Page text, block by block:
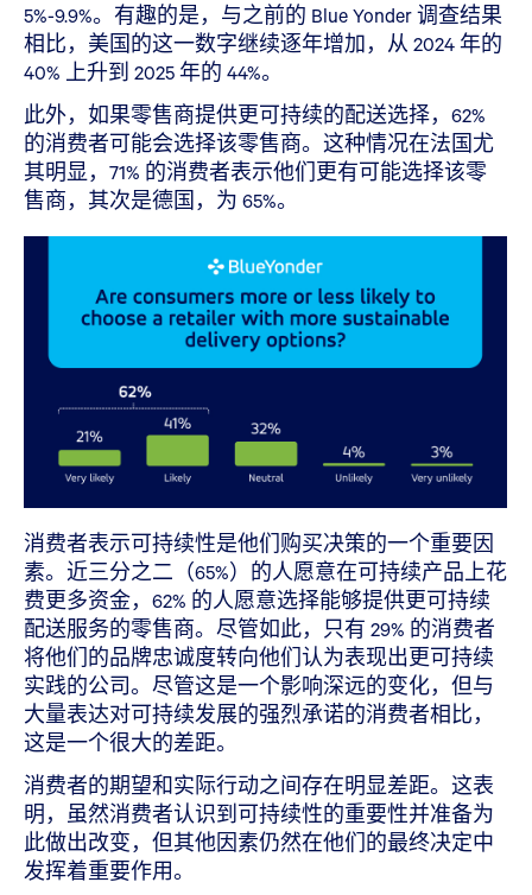
5%-9.9%。有趣的是，与之前的 Blue Yonder 调查结果
相比，美国的这一数字继续逐年增加，从 2024 年的
40% 上升到 2025 年的 44%。
此外，如果零售商提供更可持续的配送选择，62%
的消费者可能会选择该零售商。这种情况在法国尤
其明显，71% 的消费者表示他们更有可能选择该零
售商，其次是德国，为 65%。
消费者表示可持续性是他们购买决策的一个重要因
素。近三分之二（65%）的人愿意在可持续产品上花
费更多资金，62% 的人愿意选择能够提供更可持续
配送服务的零售商。尽管如此，只有 29% 的消费者
将他们的品牌忠诚度转向他们认为表现出更可持续
实践的公司。尽管这是一个影响深远的变化，但与
大量表达对可持续发展的强烈承诺的消费者相比，
这是一个很大的差距。
消费者的期望和实际行动之间存在明显差距。这表
明，虽然消费者认识到可持续性的重要性并准备为
此做出改变，但其他因素仍然在他们的最终决定中
发挥着重要作用。